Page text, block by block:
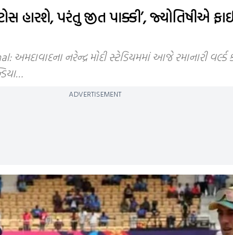
હારશે, પરંતુ જીત પાક્કી’, જ્યોતિષીએ
અમદાવાદના નરેન્દ્ર મોદી સ્ટેડિયમમાં આજે રમાનારી
ADVERTISEMENT